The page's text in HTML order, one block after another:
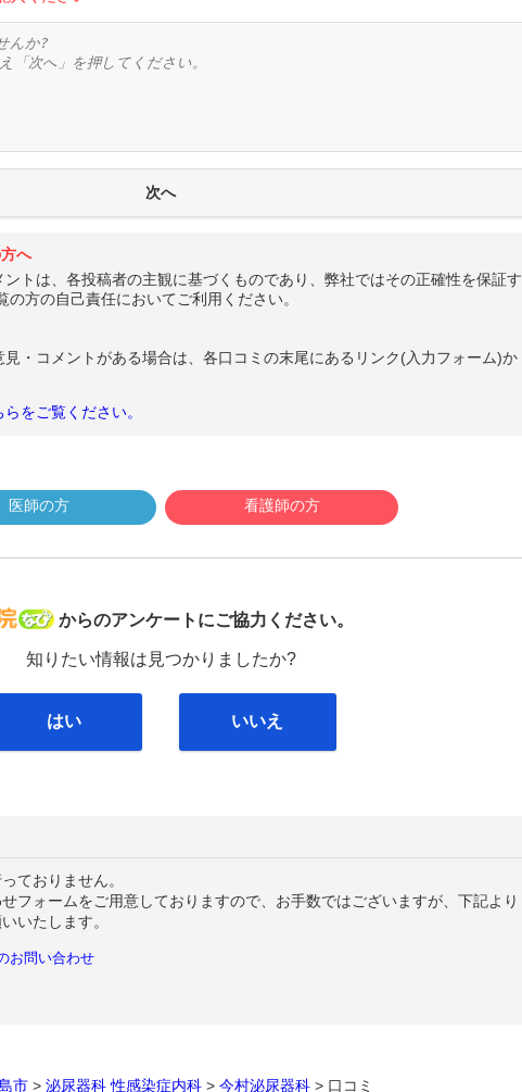
へ
トは、各投稿者の主観に基づくものであり、弊社ではその正確性を保証す
方の自己責任においてご利用ください。
・コメントがある場合は、各口コミの末尾にあるリンク(入力フォーム)か
をご覧ください。
医師の方 看護師の方
病院なび
からのアンケートにご協力ください。
知りたい情報は見つかりましたか?
はい いいえ
ておりません。
フォームをご用意しておりますので、お手数ではございますが、下記より
いたします。
お問い合わせ
市 > 泌尿器科 性感染症内科 > 今村泌尿器科 > 口コミ